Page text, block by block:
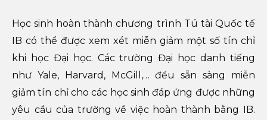
Học sinh hoàn thành chương trình Tú tài Quốc tế
IB có thể được xem xét miễn giảm một số tín chỉ
khi học Đại học. Các trường Đại học danh tiếng
như Yale, Harvard, McGill,… đều sẵn sàng miễn
giảm tín chỉ cho các học sinh đáp ứng được những
yêu cầu của trường về việc hoàn thành bằng IB.